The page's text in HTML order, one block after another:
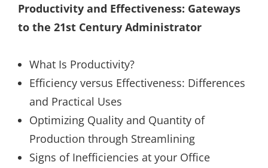
Productivity and Effectiveness: Gateways
to the 21st Century Administrator
What Is Productivity?
Efficiency versus Effectiveness: Differences
and Practical Uses
Optimizing Quality and Quantity of
Production through Streamlining
Signs of Inefficiencies at your Office